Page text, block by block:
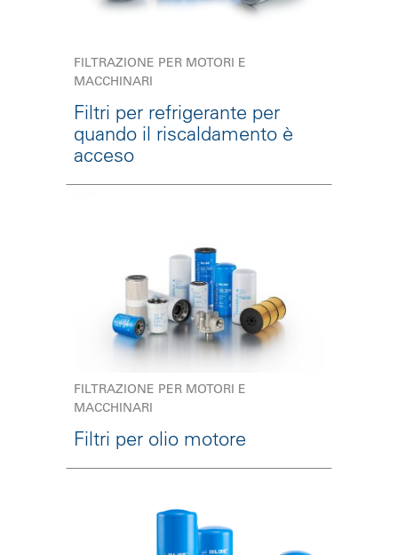
FILTRAZIONE PER MOTORI E
MACCHINARI
Filtri per refrigerante per
quando il riscaldamento è
acceso
FILTRAZIONE PER MOTORI E
MACCHINARI
Filtri per olio motore